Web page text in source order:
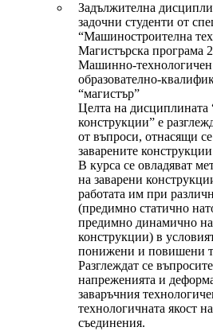
Задължителна
задочни студенти от
“Машиностроителна
Магистърска програма
Машинно-технологичен
образователно-
“магистър”
Целта на дисциплината
конструкции” е
от въпроси, отнасящи
заварените
В курса се овладяват
на заварени
работата им при
(предимно статично
предимно динамично
конструкции) в
понижени и повишени
Разглеждат се
напреженията и
заваръчния
технологичната якост
съединения.